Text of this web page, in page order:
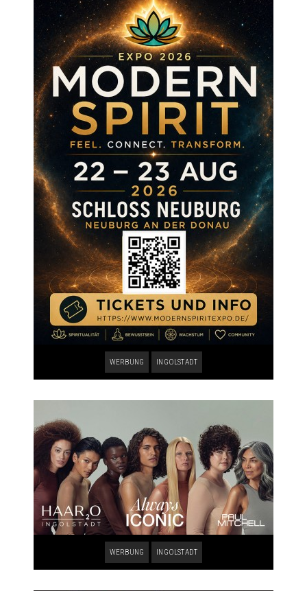
WERBUNG INGOLSTADT
WERBUNG INGOLSTADT